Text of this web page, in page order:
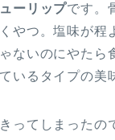
ーリップです。
やつ。塩味が程
ないのにやたら
いるタイプの美
ってしまったの